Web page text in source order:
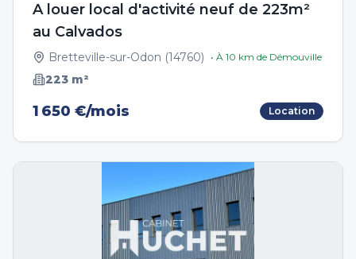
A louer local d'activité neuf de 223m²
au Calvados
Bretteville-sur-Odon (14760) • À 10 km de Démouville
223 m²
1 650 €/mois Location